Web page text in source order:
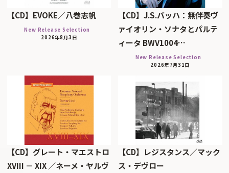
【CD】EVOKE／八巻志帆
New Release Selection
2026年8月3日
【CD】J.S.バッハ：無伴奏ヴ
ァイオリン・ソナタとパルテ
ィータ BWV1004…
New Release Selection
2026年7月31日
【CD】グレート・マエストロ
XVIII － XIX ／ネーメ・ヤルヴ
【CD】レジスタンス／マック
ス・デヴロー